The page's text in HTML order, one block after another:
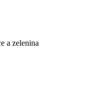
a zelenina